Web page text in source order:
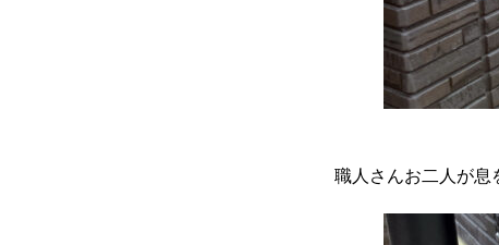
職人さんお二人が息